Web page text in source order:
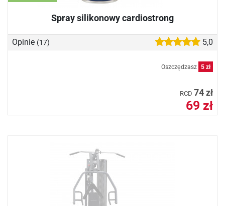
Spray silikonowy cardiostrong
Opinie (17) 5,0
Oszczędzasz 5 zł
RCD 74 zł
69 zł